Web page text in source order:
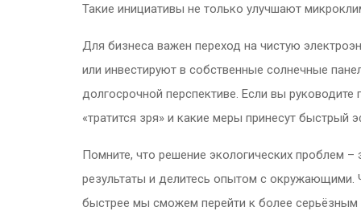
Такие инициативы не только улучшают
Для бизнеса важен переход на чистую
или инвестируют в собственные солнечные
долгосрочной перспективе. Если вы
«тратится зря» и какие меры принесут быстрый
Помните, что решение экологических проблем
результаты и делитесь опытом с
быстрее мы сможем перейти к более